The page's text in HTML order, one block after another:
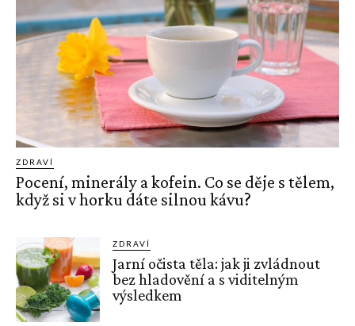
ZDRAVÍ
Pocení, minerály a kofein. Co se děje s tělem,
když si v horku dáte silnou kávu?
ZDRAVÍ
Jarní očista těla: jak ji zvládnout
bez hladovění a s viditelným
výsledkem